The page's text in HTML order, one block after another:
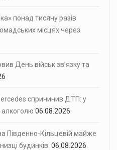
понад тисячу разів
місцях через
День військ зв’язку та
спричинив ДТП: у
алкоголю 06.08.2026
Південно-Кільцевій майже
будинків 06.08.2026